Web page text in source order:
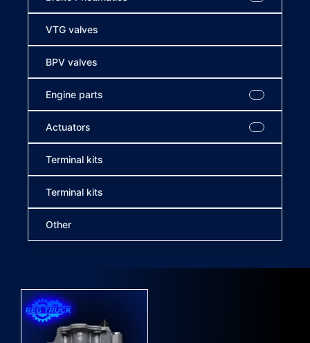
VTG valves
BPV valves
Engine parts
Actuators
Terminal kits
Terminal kits
Other